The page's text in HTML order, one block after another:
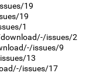
19
19
1
issues/2
issues/9
13
issues/17